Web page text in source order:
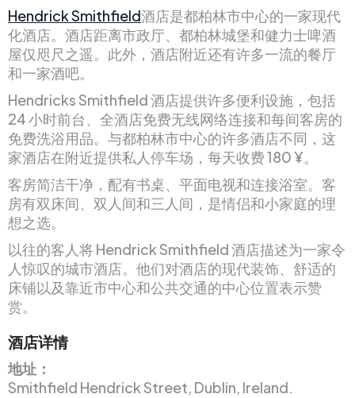
Hendrick Smithfield酒店是都柏林市中心的一家现代
化酒店。酒店距离市政厅、都柏林城堡和健力士啤酒
屋仅咫尺之遥。此外，酒店附近还有许多一流的餐厅
和一家酒吧。
Hendricks Smithfield 酒店提供许多便利设施，包括
24 小时前台、全酒店免费无线网络连接和每间客房的
免费洗浴用品。与都柏林市中心的许多酒店不同，这
家酒店在附近提供私人停车场，每天收费 180 ¥。
客房简洁干净，配有书桌、平面电视和连接浴室。客
房有双床间、双人间和三人间，是情侣和小家庭的理
想之选。
以往的客人将 Hendrick Smithfield 酒店描述为一家令
人惊叹的城市酒店。他们对酒店的现代装饰、舒适的
床铺以及靠近市中心和公共交通的中心位置表示赞
赏。
酒店详情
地址：
Smithfield Hendrick Street, Dublin, Ireland.